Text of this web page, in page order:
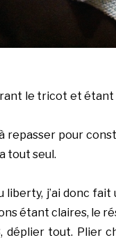
le tricot et
repasser pour
tout seul.
j’ai donc
étant claires, le
déplier tout. Plier